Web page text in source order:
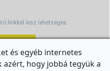
linkkel lesz lehetséges.
és egyéb internetes
hogy jobbá tegyük a